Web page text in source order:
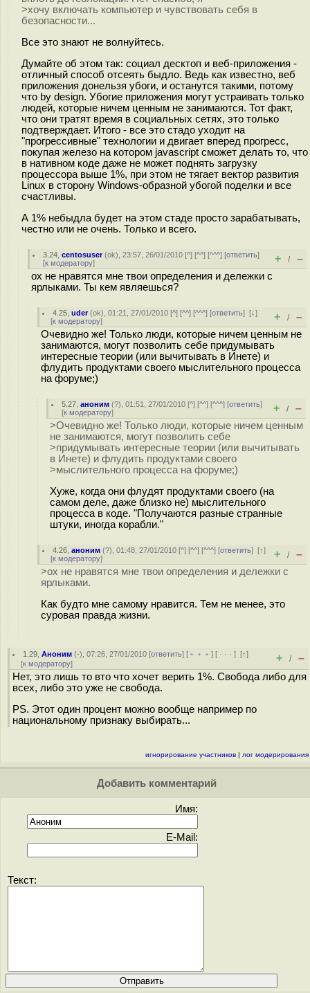
>хочу включать компьютер и чувствовать себя в
безопасности...
Все это знают не волнуйтесь.
Думайте об этом так: социал десктоп и веб-приложения -
отличный способ отсеять быдло. Ведь как известно, веб
приложения донельзя убоги, и останутся такими, потому
что by design. Убогие приложения могут устраивать только
людей, которые ничем ценным не занимаются. Тот факт,
что они тратят время в социальных сетях, это только
подтверждает. Итого - все это стадо уходит на
"прогрессивные" технологии и двигает вперед прогресс,
покупая железо на котором javascript сможет делать то, что
в нативном коде даже не может поднять загрузку
процессора выше 1%, при этом не тягает вектор развития
Linux в сторону Windows-образной убогой поделки и все
счастливы.
А 1% небыдла будет на этом стаде просто зарабатывать,
честно или не очень. Только и всего.
3.24 ,centosuser(ok), 23:57, 26/01/2010 [^] [^^] [^^^] [ответить]
[к модератору] + / –
ох не нравятся мне твои определения и дележки с
ярлыками. Ты кем являешься?
4.25 ,uder(ok), 01:21, 27/01/2010 [^] [^^] [^^^] [ответить][↓]
[к модератору] + / –
Очевидно же! Только люди, которые ничем ценным не
занимаются, могут позволить себе придумывать
интересные теории (или вычитывать в Инете) и
флудить продуктами своего мыслительного процесса
на форуме;)
5.27 ,аноним (?), 01:51, 27/01/2010 [^] [^^] [^^^] [ответить]
[к модератору] + / –
>Очевидно же! Только люди, которые ничем ценным
не занимаются, могут позволить себе
>придумывать интересные теории (или вычитывать
в Инете) и флудить продуктами своего
>мыслительного процесса на форуме;)
Хуже, когда они флудят продуктами своего (на
самом деле, даже близко не) мыслительного
процесса в коде. "Получаются разные странные
штуки, иногда корабли."
4.26 ,аноним (?), 01:48, 27/01/2010 [^] [^^] [^^^] [ответить][↑]
[к модератору] + / –
>ох не нравятся мне твои определения и дележки с
ярлыками.
Как будто мне самому нравится. Тем не менее, это
суровая правда жизни.
1.29 ,Аноним (-), 07:26, 27/01/2010 [ответить] [ ﹢﹢﹢] [ · · ·][↑]
[к модератору] + / –
Нет, это лишь то вто что хочет верить 1%. Свобода либо для
всех, либо это уже не свобода.
PS. Этот один процент можно вообще например по
национальному признаку выбирать...
игнорирование участников | лог модерирования
Добавить комментарий
Имя:
E-Mail:
Текст: